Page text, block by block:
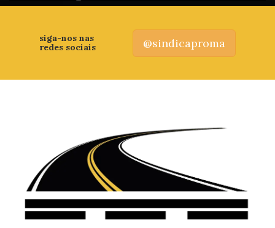
siga-nos nas
redes sociais
@sindicaproma